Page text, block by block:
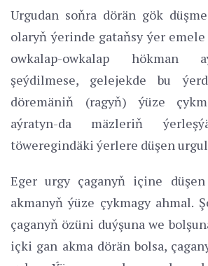
Urgudan soňra dörän gök
olaryň ýerinde gataňsy ýer
owkalap-owkalap hökman
şeýdilmese, gelejekde bu
döremäniň (ragyň) ýüze
aýratyn-da mäzleriň
töweregindäki ýerlere düşen
Eger urgy çaganyň içine
akmanyň ýüze çykmagy ahmal.
çaganyň özüni duýşuna we
içki gan akma dörän bolsa,